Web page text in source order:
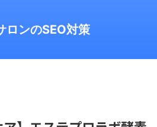
ロンのSEO対策